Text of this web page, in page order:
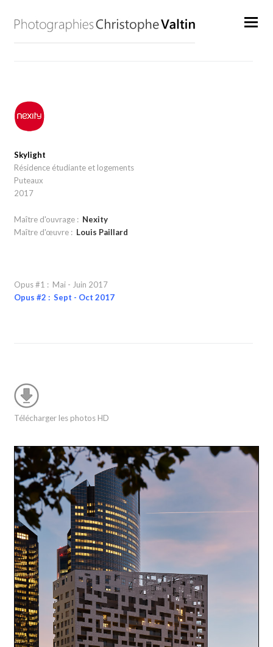
Skylight
Résidence étudiante et logements
Puteaux
2017
Maître d'ouvrage : Nexity
Maître d'œuvre : Louis Paillard
Opus #1 : Mai - Juin 2017
Opus #2 : Sept - Oct 2017
Télécharger les photos HD